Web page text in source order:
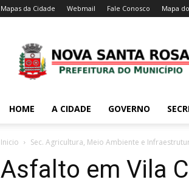
Mapas da Cidade Webmail Fale Conosco Mapa
HOME A CIDADE GOVERNO
Inicio Sec. Agricultura, Meio Ambiente e
Asfalto em Vila